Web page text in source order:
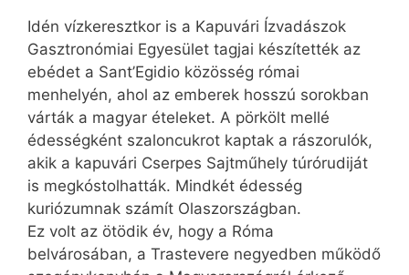
Idén vízkeresztkor is a Kapuvári Ízvadászok
Gasztronómiai Egyesület tagjai készítették az
ebédet a Sant’Egidio közösség római
menhelyén, ahol az emberek hosszú sorokban
várták a magyar ételeket. A pörkölt mellé
édességként szaloncukrot kaptak a rászorulók,
akik a kapuvári Cserpes Sajtműhely túrórudiját
is megkóstolhatták. Mindkét édesség
kuriózumnak számít Olaszországban.
Ez volt az ötödik év, hogy a Róma
belvárosában, a Trastevere negyedben működő